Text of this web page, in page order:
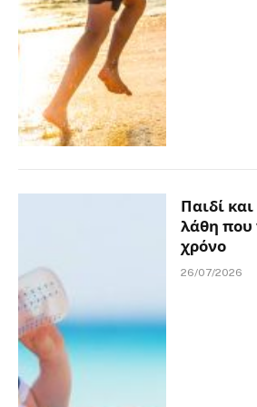
Παιδί
λάθη που
χρόνο
26/07/2026